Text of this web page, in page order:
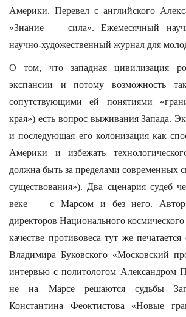
Америки. Перевел с английского
«Знание — сила». Ежемесячный
научно-художественный журнал для
О том, что западная цивилизация
экспансии и потому возможность
сопутствующими ей понятиями
края») есть вопрос выживания Запада.
и последующая его колонизация как
Америки и избежать
должна быть за пределами современных
существования»). Два сценария судеб
веке — с Марсом и без него.
директоров Национального
качестве противовеса тут же
Владимира Буковского «Московский
интервью с политологом Александром
не на Марсе решаются судьбы
Константина Феоктистова «Новые